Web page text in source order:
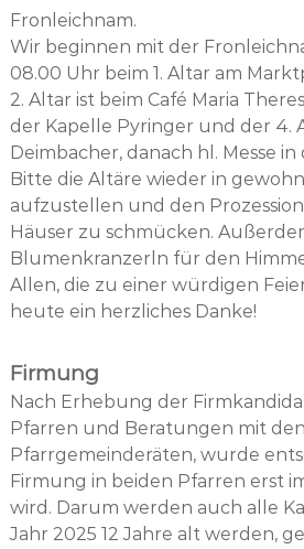
Fronleichnam.
Wir beginnen mit der
08.00 Uhr beim 1. Altar am
2. Altar ist beim Café Maria
der Kapelle Pyringer und der 4.
Deimbacher, danach hl. Messe in
Bitte die Altäre wieder in
aufzustellen und den
Häuser zu schmücken.
Blumenkranzerln für den
Allen, die zu einer würdigen
heute ein herzliches Danke!
Firmung
Nach Erhebung der
Pfarren und Beratungen mit den
Pfarrgemeinderäten, wurde
Firmung in beiden Pfarren erst
wird. Darum werden auch alle
Jahr 2025 12 Jahre alt werden,